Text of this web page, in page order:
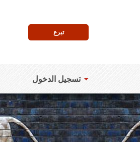
تبرع
تسجيل الدخول